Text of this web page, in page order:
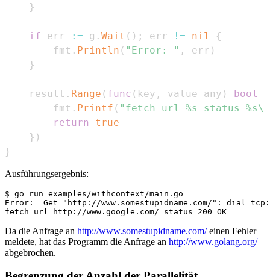
}
if err := g . Wait ( ) ; err != nil
{
        fmt
. Println ( "Error: " , err )
}
    result
. Range ( func ( key , value any ) bool
        fmt
. Printf ( "fetch url %s status
return
true
} )
}
Ausführungsergebnis:
$ go run examples/withcontext/main.go
Error:  Get "http://www.somestupidname.com/": dial tcp:
Da die Anfrage an http://www.somestupidname.com/einen Fehler
meldete, hat das Programm die Anfrage an http://www.golang.org/
abgebrochen.